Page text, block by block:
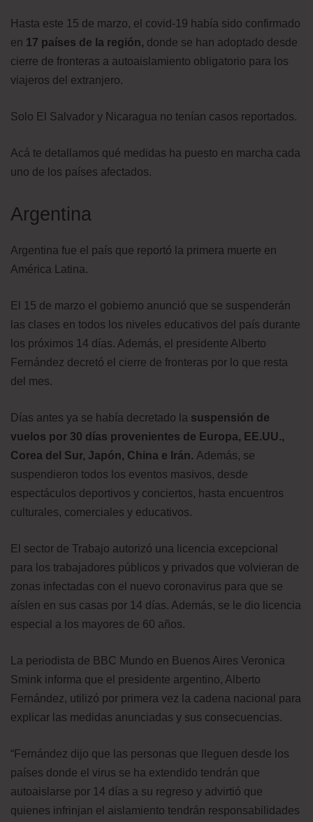
Hasta este 15 de marzo, el covid-19 había sido confirmado
en 17 países de la región, donde se han adoptado desde
cierre de fronteras a autoaislamiento obligatorio para los
viajeros del extranjero.
Solo El Salvador y Nicaragua no tenían casos reportados.
Acá te detallamos qué medidas ha puesto en marcha cada
uno de los países afectados.
Argentina
Argentina fue el país que reportó la primera muerte en
América Latina.
El 15 de marzo el gobierno anunció que se suspenderán
las clases en todos los niveles educativos del país durante
los próximos 14 días. Además, el presidente Alberto
Fernández decretó el cierre de fronteras por lo que resta
del mes.
Días antes ya se había decretado la suspensión de
vuelos por 30 días provenientes de Europa, EE.UU.,
Corea del Sur, Japón, China e Irán. Además, se
suspendieron todos los eventos masivos, desde
espectáculos deportivos y conciertos, hasta encuentros
culturales, comerciales y educativos.
El sector de Trabajo autorizó una licencia excepcional
para los trabajadores públicos y privados que volvieran de
zonas infectadas con el nuevo coronavirus para que se
aíslen en sus casas por 14 días. Además, se le dio licencia
especial a los mayores de 60 años.
La periodista de BBC Mundo en Buenos Aires Veronica
Smink informa que el presidente argentino, Alberto
Fernández, utilizó por primera vez la cadena nacional para
explicar las medidas anunciadas y sus consecuencias.
“Fernández dijo que las personas que lleguen desde los
países donde el virus se ha extendido tendrán que
autoaislarse por 14 días a su regreso y advirtió que
quienes infrinjan el aislamiento tendrán responsabilidades